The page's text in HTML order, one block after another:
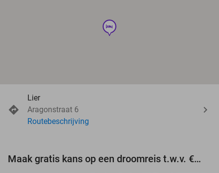
hotel
Lier
Aragonstraat 6
Routebeschrijving
Maak gratis kans op een droomreis t.w.v. €3.000!